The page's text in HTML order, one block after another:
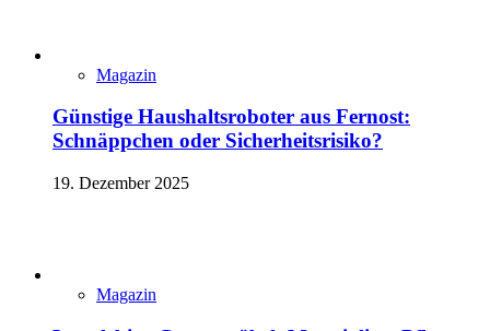
Magazin
Günstige Haushaltsroboter aus Fernost:
Schnäppchen oder Sicherheitsrisiko?
19. Dezember 2025
Magazin